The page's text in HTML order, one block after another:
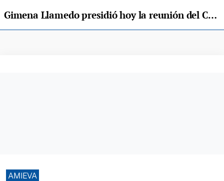
Gimena Llamedo presidió hoy la reunión del Consejo de Gobierno en Amieva
AMIEVA